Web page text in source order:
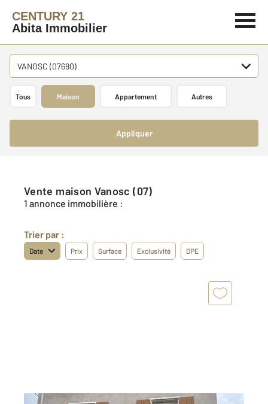
CENTURY 21
Abita Immobilier
VANOSC (07690)
Tous Maison Appartement Autres
Appliquer
Vente maison Vanosc (07)
1 annonce immobilière :
Trier par :
Date Prix Surface Exclusivité DPE